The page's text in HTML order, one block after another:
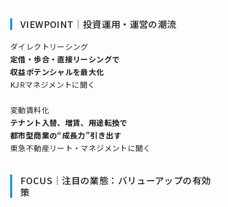
VIEWPOINT｜投資運用・運営の潮流
ダイレクトリーシング
定借・歩合・直接リーシングで
収益ポテンシャルを最大化
KJRマネジメントに聞く
変動賃料化
テナント入替、増賃、用途転換で
都市型商業の“成長力”引き出す
東急不動産リート・マネジメントに聞く
FOCUS｜注目の業態：バリューアップの有効
策